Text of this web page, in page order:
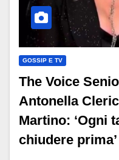
GOSSIP E TV
The Voice
Antonella
Martino: ‘Ogni
chiudere prima’